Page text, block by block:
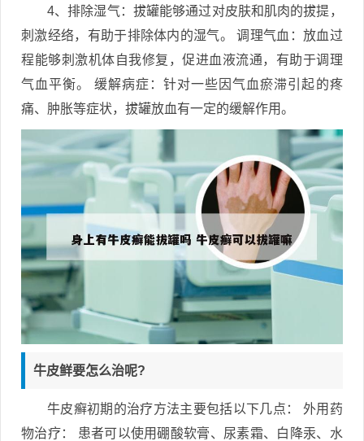
4、排除湿气：拔罐能够通过对皮肤和肌肉的拔提，
刺激经络，有助于排除体内的湿气。 调理气血：放血过
程能够刺激机体自我修复，促进血液流通，有助于调理
气血平衡。 缓解病症：针对一些因气血瘀滞引起的疼
痛、肿胀等症状，拔罐放血有一定的缓解作用。
牛皮鲜要怎么治呢?
牛皮癣初期的治疗方法主要包括以下几点： 外用药
物治疗： 患者可以使用硼酸软膏、尿素霜、白降汞、水